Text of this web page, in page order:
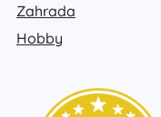
Zahrada
Hobby